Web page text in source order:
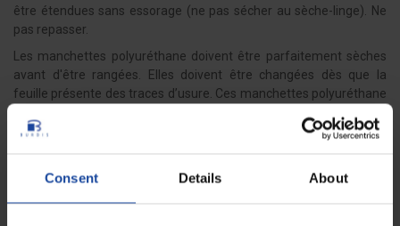
Consent Details About
être étendues sans essorage (ne pas sécher au sèche-linge). Ne
pas repasser.
Les manchettes polyuréthane doivent être parfaitement sèches
avant d'être rangées. Elles doivent être changées dès que la
feuille présente des traces d’usure. Ces manchettes polyuréthane
manchettes poluyréthane avec un
tablier de protectionpour une
pour un usage court terme.